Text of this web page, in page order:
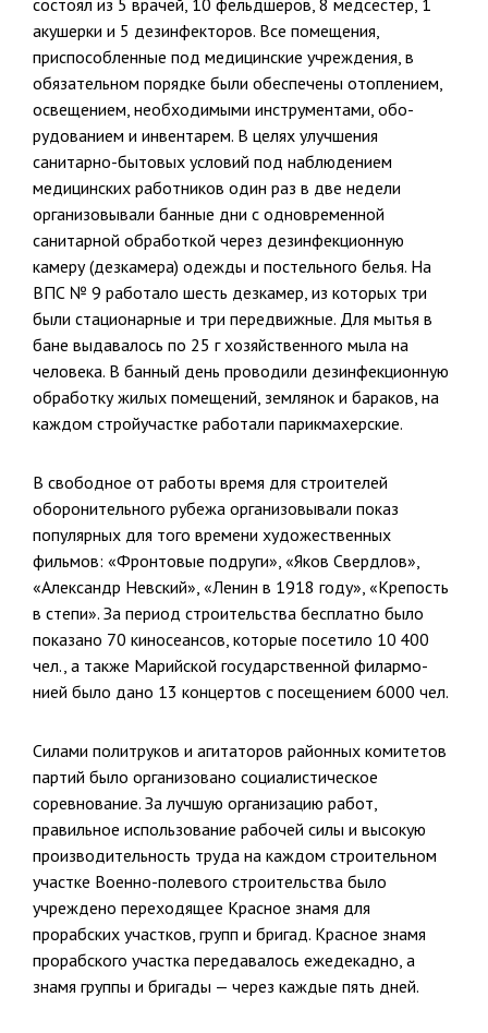
состоял из 5 врачей, 10 фельдшеров, 8 медсестер, 1
аку­шерки и 5 дезинфекторов. Все помещения,
приспособлен­ные под медицинские учреждения, в
обязательном порядке были обес­печены отоплением,
освещением, необходимыми инструментами, обо­
рудованием и инвентарем. В целях улучшения
санитарно-бытовых ус­ловий под наблюдением
медицинских работников один раз в две не­дели
организовывали банные дни с одновременной
санитарной обра­боткой через дезинфекционную
камеру (дезкамера) одежды и постель­ного белья. На
ВПС № 9 работало шесть дезкамер, из которых три
были стационарные и три передвижные. Для мытья в
бане выдавалось по 25 г хозяйственного мыла на
человека. В банный день проводили дезинфекционную
обработку жилых помещений, землянок и бараков, на
каждом стройучастке работали парикмахерские.
В свободное от работы время для строителей
оборонительного ру­бежа организовывали показ
популярных для того времени художествен­ных
фильмов: «Фронтовые подруги», «Яков Свердлов»,
«Александр Невский», «Ленин в 1918 году», «Крепость
в степи». За период строи­тельства бесплатно было
показано 70 киносеансов, которые посетило 10 400
чел., а также Марийской государственной филармо­
нией было дано 13 концертов с посещением 6000 чел.
Силами политруков и агитаторов районных комитетов
партий было организовано социалистическое
соревнование. За лучшую организацию работ,
правильное использование рабочей силы и высокую
производи­тельность труда на каждом строительном
участке Военно-полевого стро­ительства было
учреждено переходящее Красное знамя для
прорабских участков, групп и бригад. Красное знамя
прорабского участка передава­лось ежедекадно, а
знамя группы и бригады — через каждые пять дней.